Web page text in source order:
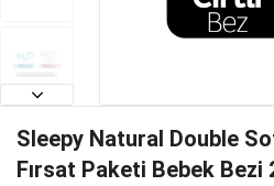
Sleepy Natural Double
Fırsat Paketi Bebek Bezi